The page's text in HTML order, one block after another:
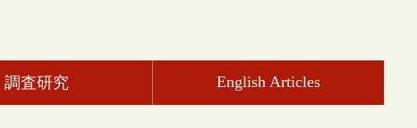
調査研究 English Articles